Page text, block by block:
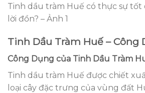
Tinh dầu tràm Huế có thực sự tốt
lời đồn? – Ảnh 1
Tinh Dầu Tràm Huế – Công
Công Dụng của Tinh Dầu Tràm
Tinh dầu tràm Huế được chiết
loại cây đặc trưng của vùng đất